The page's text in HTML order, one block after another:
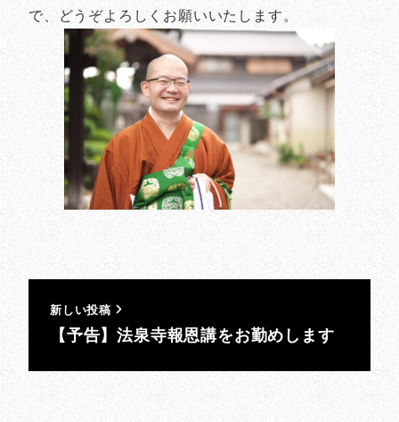
で、どうぞよろしくお願いいたします。
新しい投稿
【予告】法泉寺報恩講をお勤めします